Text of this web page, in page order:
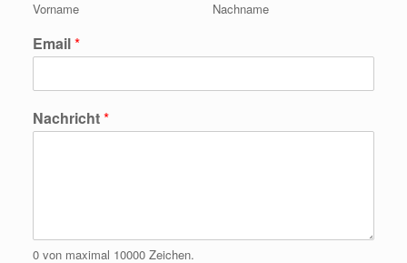
Vorname Nachname
Email*
Nachricht*
0 von maximal 10000 Zeichen.